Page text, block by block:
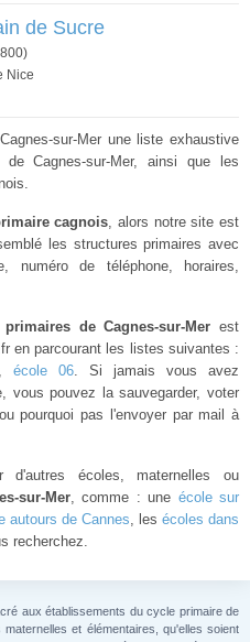
de Sucre
Nice
sur-Mer une liste exhaustive
Cagnes-sur-Mer, ainsi que les
cagnois, alors notre site est
les structures primaires avec
numéro de téléphone, horaires,
primaires de Cagnes-sur-Mer est
en parcourant les listes suivantes :
école 06. Si jamais vous avez
vous pouvez la sauvegarder, voter
pourquoi pas l'envoyer par mail à
d'autres écoles, maternelles ou
sur-Mer, comme : une école sur
autours de Cannes, les écoles dans
recherchez.
aux établissements du cycle primaire de
et élémentaires, qu'elles soient